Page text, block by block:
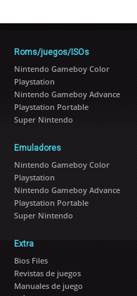
Roms/juegos/ISOs
Nintendo Gameboy Color
Playstation
Nintendo Gameboy Advance
Playstation Portable
Super Nintendo
Emuladores
Nintendo Gameboy Color
Playstation
Nintendo Gameboy Advance
Playstation Portable
Super Nintendo
Extra
Bios Files
Revistas de juegos
Manuales de juego